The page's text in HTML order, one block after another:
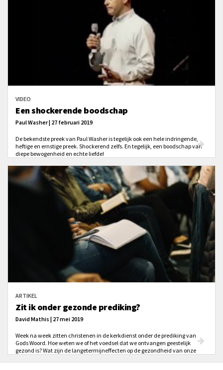
VIDEO
Een shockerende boodschap
Paul Washer | 27 februari 2019
De bekendste preek van Paul Washer is tegelijk ook een hele indringende,
heftige en ernstige preek. Shockerend zelfs. En tegelijk, een boodschap van
diepe bewogenheid en echte liefde!
ARTIKEL
Zit ik onder gezonde prediking?
David Mathis | 27 mei 2019
Week na week zitten christenen in de kerkdienst onder de prediking van
Gods Woord. Hoe weten we of het voedsel dat we ontvangen geestelijk
gezond is? Wat zijn de langetermijneffecten op de gezondheid van onze